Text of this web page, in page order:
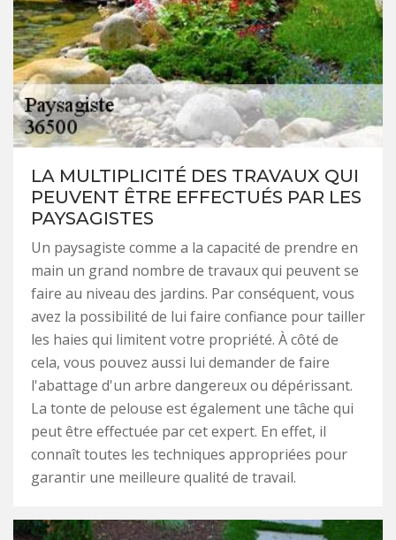
LA MULTIPLICITÉ DES TRAVAUX QUI
PEUVENT ÊTRE EFFECTUÉS PAR LES
PAYSAGISTES
Un paysagiste comme a la capacité de prendre en
main un grand nombre de travaux qui peuvent se
faire au niveau des jardins. Par conséquent, vous
avez la possibilité de lui faire confiance pour tailler
les haies qui limitent votre propriété. À côté de
cela, vous pouvez aussi lui demander de faire
l'abattage d'un arbre dangereux ou dépérissant.
La tonte de pelouse est également une tâche qui
peut être effectuée par cet expert. En effet, il
connaît toutes les techniques appropriées pour
garantir une meilleure qualité de travail.